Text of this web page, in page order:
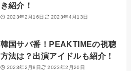
き紹介！
2023年2月16日 2023年4月13日
韓国サバ番！PEAKTIMEの視聴
方法は？出演アイドルも紹介！
2023年2月8日 2023年2月20日